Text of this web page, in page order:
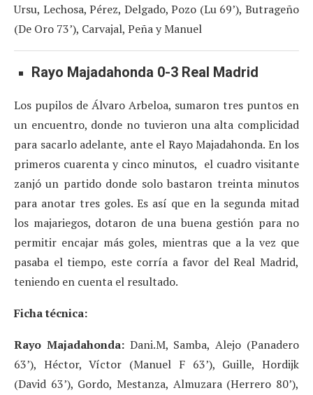
Ursu, Lechosa, Pérez, Delgado, Pozo (Lu 69’), Butrageño
(De Oro 73’), Carvajal, Peña y Manuel
Rayo Majadahonda 0-3 Real Madrid
Los pupilos de Álvaro Arbeloa, sumaron tres puntos en
un encuentro, donde no tuvieron una alta complicidad
para sacarlo adelante, ante el Rayo Majadahonda. En los
primeros cuarenta y cinco minutos, el cuadro visitante
zanjó un partido donde solo bastaron treinta minutos
para anotar tres goles. Es así que en la segunda mitad
los majariegos, dotaron de una buena gestión para no
permitir encajar más goles, mientras que a la vez que
pasaba el tiempo, este corría a favor del Real Madrid,
teniendo en cuenta el resultado.
Ficha técnica:
Rayo Majadahonda:Dani.M, Samba, Alejo (Panadero
63’), Héctor, Víctor (Manuel F 63’), Guille, Hordijk
(David 63’), Gordo, Mestanza, Almuzara (Herrero 80’),